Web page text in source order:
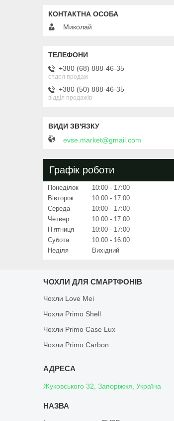
Миколай
+380 (68) 888-46-35
отдел продаж
+380 (50) 888-46-35
відділ продажів
evse.market@gmail.com
Графік роботи
Понеділок 10:00
17:00
Вівторок
10:00
17:00
Середа
10:00
17:00
Четвер
10:00
17:00
Пʼятниця
10:00
17:00
Субота
10:00
16:00
Неділя
Вихідний
ЧОХЛИ ДЛЯ СМАРТФОНІВ
Чохли Love Mei
Чохли Primo Shell
Чохли Primo Case Lux
Чохли Primo Carbon
Жуковського 32, Запоріжжя, Україна